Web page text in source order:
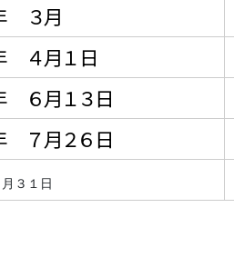
３月
４月１日
６月１３日
７月２６日
３１日